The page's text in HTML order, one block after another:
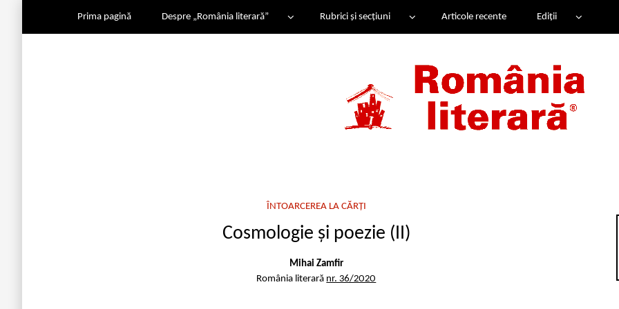
Prima pagină Despre „România literară” Rubrici și secțiuni Articole recente Ediții
ÎNTOARCEREA LA CĂRȚI
Cosmologie și poezie (II)
Mihai Zamfir
România literară nr. 36/2020